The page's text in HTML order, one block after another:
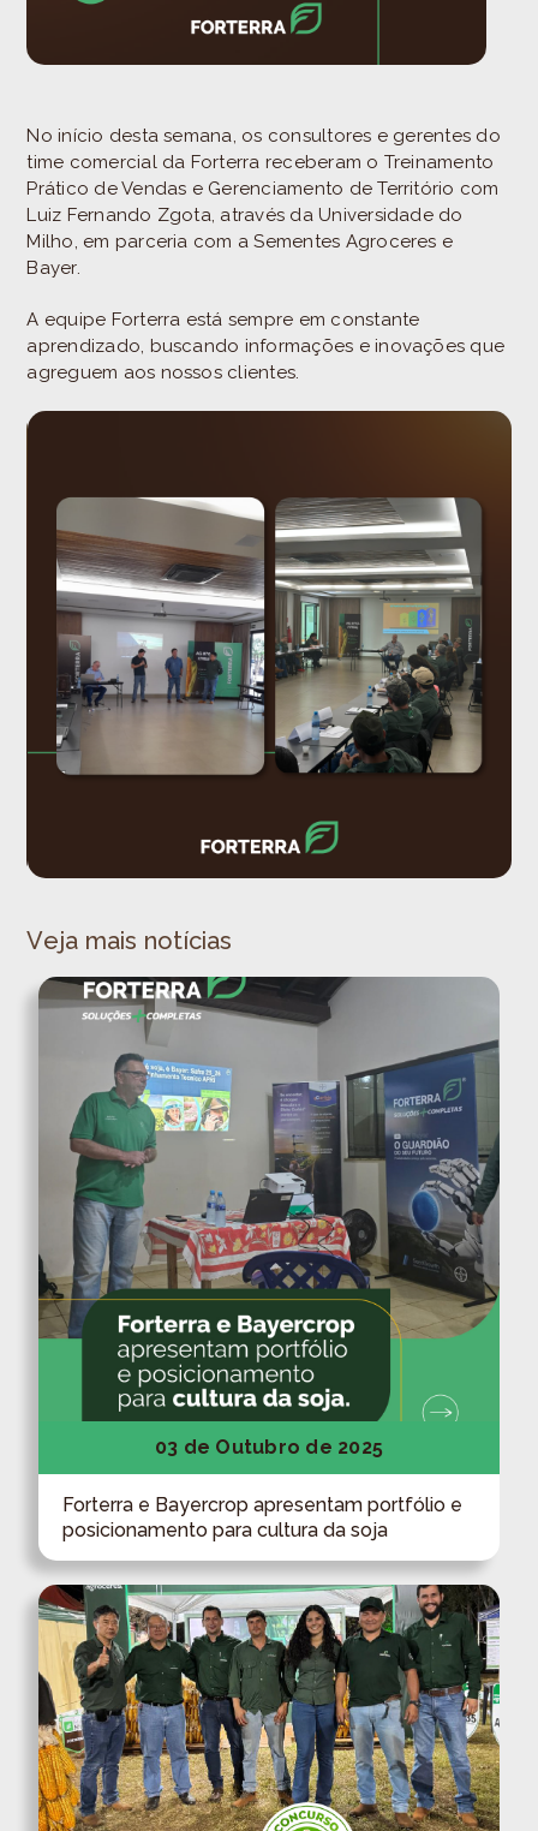
No início desta semana, os consultores e gerentes do
time comercial da Forterra receberam o Treinamento
Prático de Vendas e Gerenciamento de Território com
Luiz Fernando Zgota, através da Universidade do
Milho, em parceria com a Sementes Agroceres e
Bayer.
A equipe Forterra está sempre em constante
aprendizado, buscando informações e inovações que
agreguem aos nossos clientes.
Veja mais notícias
03 de Outubro de 2025
Forterra e Bayercrop apresentam portfólio e
posicionamento para cultura da soja